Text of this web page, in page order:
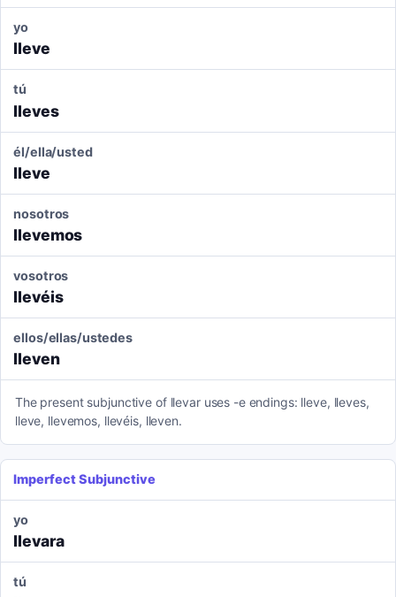
yo
lleve
tú
lleves
él/ella/usted
lleve
nosotros
llevemos
vosotros
llevéis
ellos/ellas/ustedes
lleven
The present subjunctive of llevar uses -e endings: lleve, lleves,
lleve, llevemos, llevéis, lleven.
Imperfect Subjunctive
yo
llevara
tú